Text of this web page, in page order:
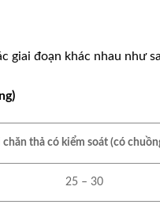
ở các giai đoạn
chăn thả có kiểm soát (có
25 – 30